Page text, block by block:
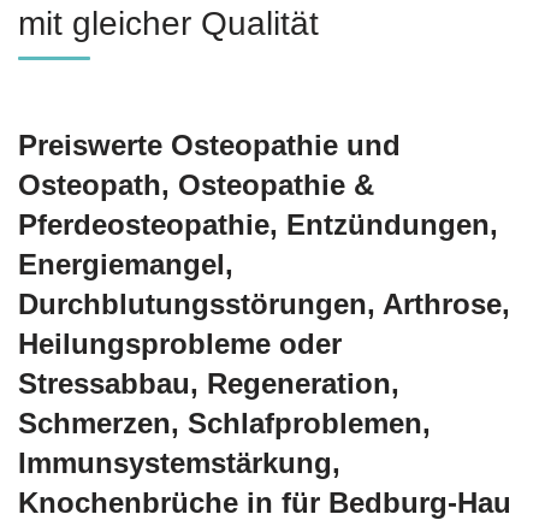
mit gleicher Qualität
Preiswerte Osteopathie und
Osteopath, Osteopathie &
Pferdeosteopathie, Entzündungen,
Energiemangel,
Durchblutungsstörungen, Arthrose,
Heilungsprobleme oder
Stressabbau, Regeneration,
Schmerzen, Schlafproblemen,
Immunsystemstärkung,
Knochenbrüche in für Bedburg-Hau